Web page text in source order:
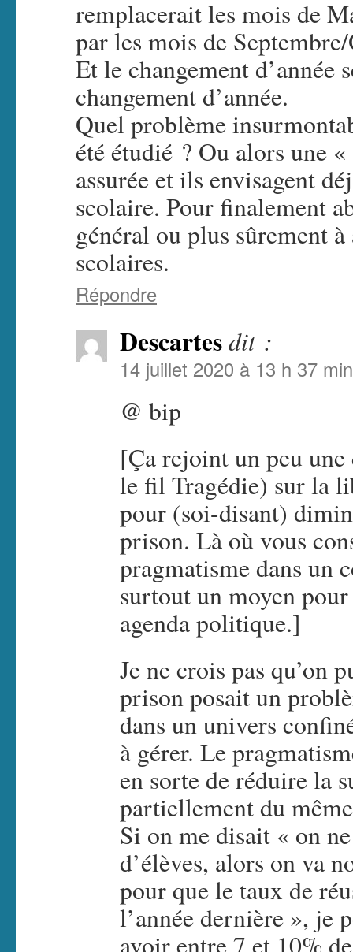
remplacerait les mois de
par les mois de
Et le changement d’année
changement d’année.
Quel problème
été étudié ? Ou alors une
assurée et ils envisagent
scolaire. Pour finalement
général ou plus sûrement
scolaires.
Répondre
Descartesdit :
14 juillet 2020 à 13 h 37 min
@ bip
[Ça rejoint un peu une
le fil Tragédie) sur la
pour (soi-disant)
prison. Là où vous
pragmatisme dans un
surtout un moyen
agenda politique.]
Je ne crois pas qu’on
prison posait un
dans un univers
à gérer. Le
en sorte de réduire la
partiellement du
Si on me disait « on
d’élèves, alors on va
pour que le taux de
l’année dernière », je
avoir entre 7 et 10%